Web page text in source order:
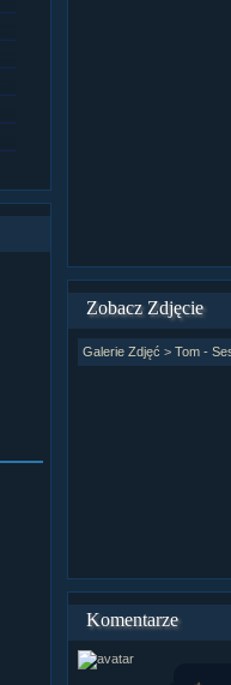
Zobacz Zdjęcie
Galerie Zdjęć > Tom -
Komentarze